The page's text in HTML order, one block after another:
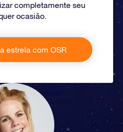
completamente seu
ocasião.
estrela com OSR